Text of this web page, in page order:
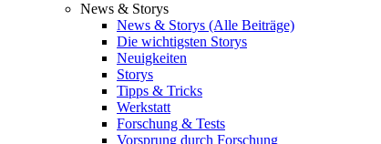
News & Storys
News & Storys (Alle Beiträge)
Die wichtigsten Storys
Neuigkeiten
Storys
Tipps & Tricks
Werkstatt
Forschung & Tests
Vorsprung durch Forschung